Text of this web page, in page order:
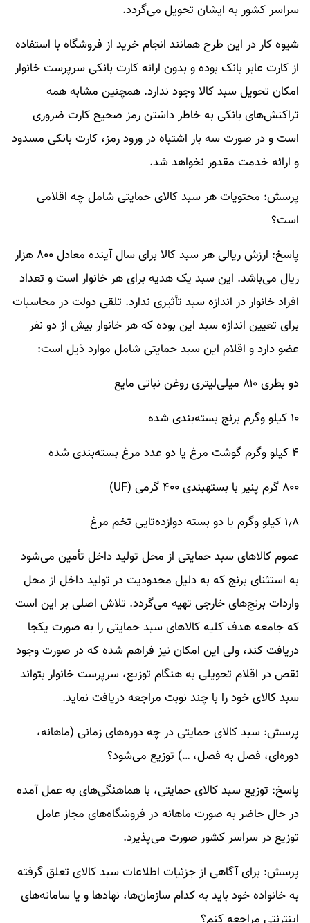
سراسر کشور به ایشان تحویل می‌گردد.
شیوه کار در این طرح همانند انجام خرید از فروشگاه با استفاده
از کارت عابر بانک بوده و بدون ارائه کارت بانکی سرپرست خانوار
امکان تحویل سبد کالا وجود ندارد. همچنین مشابه همه
تراکنش‌های بانکی به خاطر داشتن رمز صحیح کارت ضروری
است و در صورت سه بار اشتباه در ورود رمز، کارت بانکی مسدود
و ارائه خدمت مقدور نخواهد شد.
پرسش: محتویات هر سبد کالای حمایتی شامل چه اقلامی
است؟
پاسخ: ارزش ریالی هر سبد کاﻻ برای سال آینده معادل ۸۰۰ هزار
ریال می‌باشد. این سبد یک هدیه برای هر خانوار است و تعداد
افراد خانوار در اندازه سبد تأثیری ندارد. تلقی دولت در محاسبات
برای تعیین اندازه سبد این بوده که هر خانوار بیش از دو نفر
عضو دارد و اقلام این سبد حمایتی شامل موارد ذیل است:
دو بطری ۸۱۰ میلی‌لیتری روغن نباتی مایع
۱۰ کیلو وگرم برنج بسته‌بندی شده
۴ کیلو وگرم گوشت مرغ یا دو عدد مرغ بسته‌بندی شده
۸۰۰ گرم پنیر با بستهبندی ۴۰۰ گرمی (UF)
۱٫۸ کیلو وگرم یا دو بسته دوازده‌تایی تخم مرغ
عموم کالا‌های سبد حمایتی از محل تولید داخل تأمین می‌شود
به استثنای برنج که به دلیل محدودیت در تولید داخل از محل
واردات برنج‌های خارجی تهیه می‌گردد. تلاش اصلی بر این است
که جامعه هدف کلیه کالا‌های سبد حمایتی را به صورت یکجا
دریافت کند، ولی این امکان نیز فراهم شده که در صورت وجود
نقص در اقلام تحویلی به هنگام توزیع، سرپرست خانوار بتواند
سبد کالای خود را با چند نوبت مراجعه دریافت نماید.
پرسش: سبد کالای حمایتی در چه دوره‌های زمانی (ماهانه،
دوره‌ای، فصل به فصل، …) توزیع می‌شود؟
پاسخ: توزیع سبد کاﻻی حمایتی، با هماهنگی‌های به عمل آمده
در حال حاضر به صورت ماهانه در فروشگاه‌های مجاز عامل
توزیع در سراسر کشور صورت می‌پذیرد.
پرسش: برای آگاهی از جزئیات اطلاعات سبد کالای تعلق گرفته
به خانواده خود باید به کدام سازمان‌ها، نهاد‌ها و یا سامانه‌های